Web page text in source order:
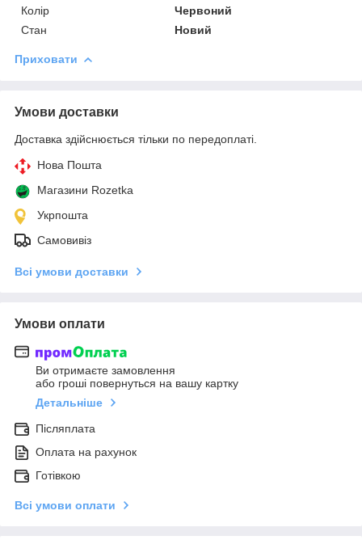
Колір
Червоний
Стан
Новий
Приховати
Умови доставки
Доставка здійснюється тільки по передоплаті.
Нова Пошта
Магазини Rozetka
Укрпошта
Самовивіз
Всі умови доставки
Умови оплати
Ви отримаєте замовлення
або гроші повернуться на вашу картку
Детальніше
Післяплата
Оплата на рахунок
Готівкою
Всі умови оплати